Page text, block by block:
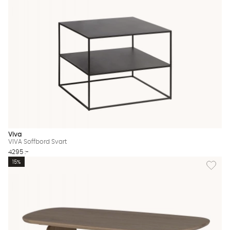
Viva
VIVA Soffbord Svart
4295 :-
Lägg
15%